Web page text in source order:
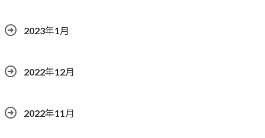
2023年1月
2022年12月
2022年11月